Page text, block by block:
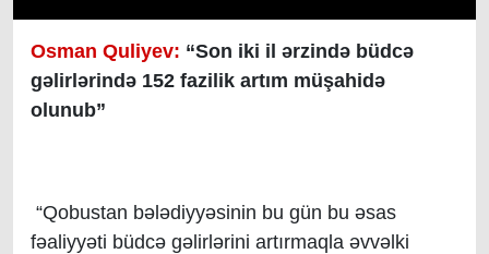
Osman Quliyev: “Son iki il ərzində büdcə
gəlirlərində 152 fazilik artım müşahidə
olunub”
“Qobustan bələdiyyəsinin bu gün bu əsas
fəaliyyəti büdcə gəlirlərini artırmaqla əvvəlki